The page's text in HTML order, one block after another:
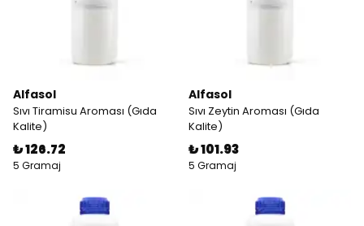
Alfasol
Sıvı Tiramisu Aroması (Gıda
Kalite)
₺ 126.72
5 Gramaj
Alfasol
Sıvı Zeytin Aroması (Gıda
Kalite)
₺ 101.93
5 Gramaj